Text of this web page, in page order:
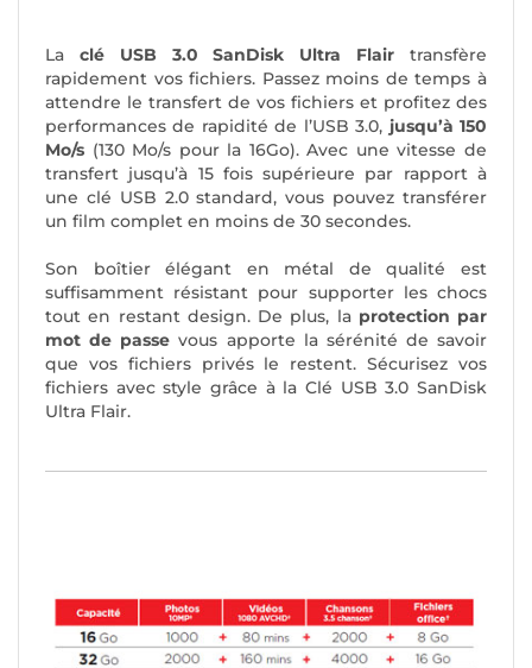
La clé USB 3.0 SanDisk Ultra Flair transfère
rapidement vos fichiers. Passez moins de temps à
attendre le transfert de vos fichiers et profitez des
performances de rapidité de l’USB 3.0, jusqu’à 150
Mo/s (130 Mo/s pour la 16Go). Avec une vitesse de
transfert jusqu’à 15 fois supérieure par rapport à
une clé USB 2.0 standard, vous pouvez transférer
un film complet en moins de 30 secondes.
Son boîtier élégant en métal de qualité est
suffisamment résistant pour supporter les chocs
tout en restant design. De plus, la protection par
mot de passe vous apporte la sérénité de savoir
que vos fichiers privés le restent. Sécurisez vos
fichiers avec style grâce à la Clé USB 3.0 SanDisk
Ultra Flair.